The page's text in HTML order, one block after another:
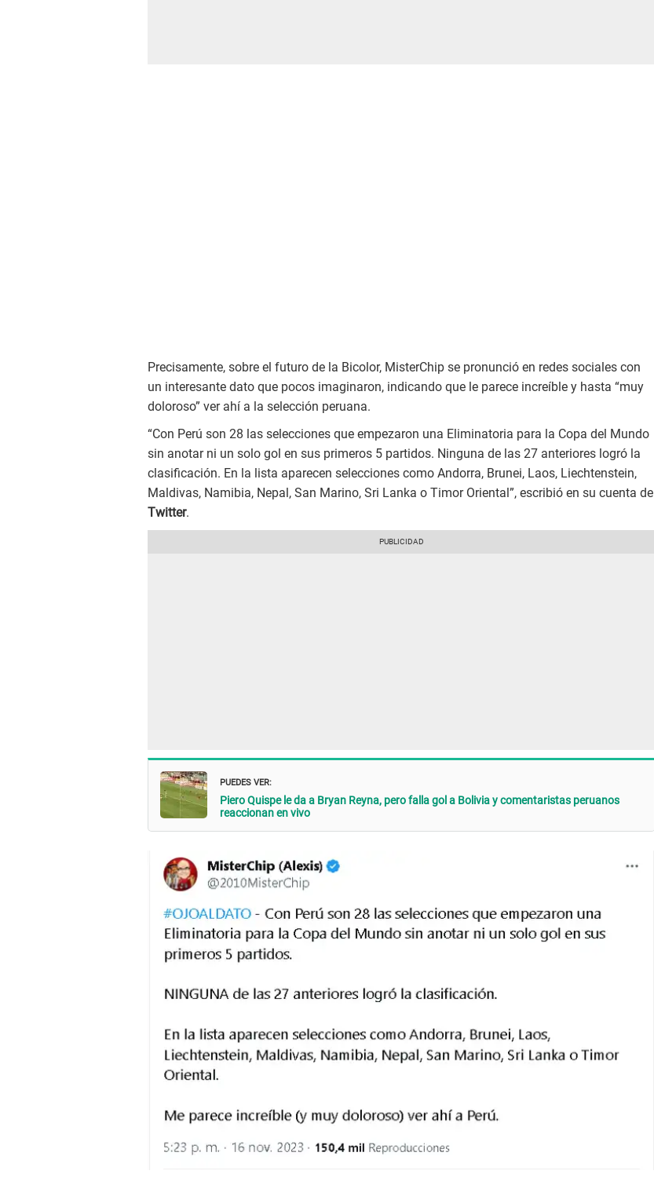
Precisamente, sobre el futuro de la Bicolor, MisterChip se pronunció en redes sociales con
un interesante dato que pocos imaginaron, indicando que le parece increíble y hasta “muy
doloroso” ver ahí a la selección peruana.
“Con Perú son 28 las selecciones que empezaron una Eliminatoria para la Copa del Mundo
sin anotar ni un solo gol en sus primeros 5 partidos. Ninguna de las 27 anteriores logró la
clasificación. En la lista aparecen selecciones como Andorra, Brunei, Laos, Liechtenstein,
Maldivas, Namibia, Nepal, San Marino, Sri Lanka o Timor Oriental”, escribió en su cuenta de
Twitter.
PUEDES VER:
Piero Quispe le da a Bryan Reyna, pero falla gol a Bolivia y comentaristas peruanos
reaccionan en vivo